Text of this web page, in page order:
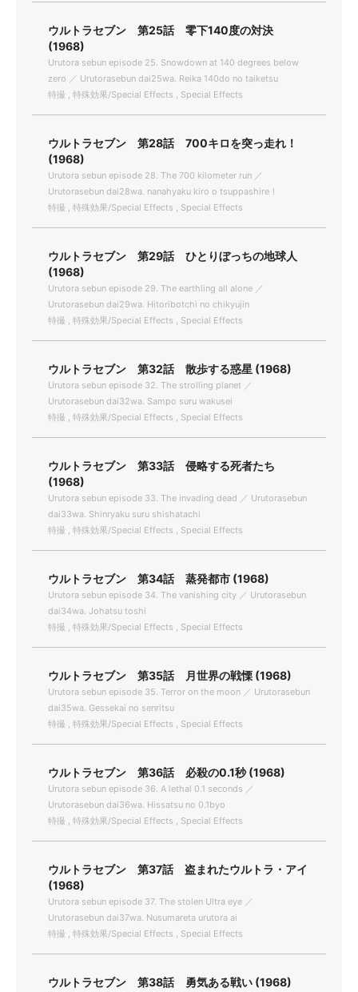
ウルトラセブン 第25話 零下140度の対決
(1968)
Urutora sebun episode 25. Snowdown at 140 degrees below
zero ／ Urutorasebun dai25wa. Reika 140do no taiketsu
特撮 , 特殊効果/Special Effects , Special Effects
ウルトラセブン 第28話 700キロを突っ走れ！
(1968)
Urutora sebun episode 28. The 700 kilometer run ／
Urutorasebun dai28wa. nanahyaku kiro o tsuppashire！
特撮 , 特殊効果/Special Effects , Special Effects
ウルトラセブン 第29話 ひとりぼっちの地球人
(1968)
Urutora sebun episode 29. The earthling all alone ／
Urutorasebun dai29wa. Hitoribotchi no chikyujin
特撮 , 特殊効果/Special Effects , Special Effects
ウルトラセブン 第32話 散歩する惑星 (1968)
Urutora sebun episode 32. The strolling planet ／
Urutorasebun dai32wa. Sampo suru wakusei
特撮 , 特殊効果/Special Effects , Special Effects
ウルトラセブン 第33話 侵略する死者たち
(1968)
Urutora sebun episode 33. The invading dead ／ Urutorasebun
dai33wa. Shinryaku suru shishatachi
特撮 , 特殊効果/Special Effects , Special Effects
ウルトラセブン 第34話 蒸発都市 (1968)
Urutora sebun episode 34. The vanishing city ／ Urutorasebun
dai34wa. Johatsu toshi
特撮 , 特殊効果/Special Effects , Special Effects
ウルトラセブン 第35話 月世界の戦慄 (1968)
Urutora sebun episode 35. Terror on the moon ／ Urutorasebun
dai35wa. Gessekai no senritsu
特撮 , 特殊効果/Special Effects , Special Effects
ウルトラセブン 第36話 必殺の0.1秒 (1968)
Urutora sebun episode 36. A lethal 0.1 seconds ／
Urutorasebun dai36wa. Hissatsu no 0.1byo
特撮 , 特殊効果/Special Effects , Special Effects
ウルトラセブン 第37話 盗まれたウルトラ・アイ
(1968)
Urutora sebun episode 37. The stolen Ultra eye ／
Urutorasebun dai37wa. Nusumareta urutora ai
特撮 , 特殊効果/Special Effects , Special Effects
ウルトラセブン 第38話 勇気ある戦い (1968)